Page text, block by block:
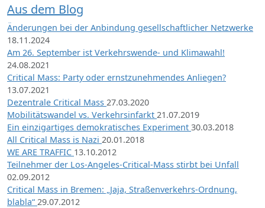
Aus dem Blog
Änderungen bei der Anbindung gesellschaftlicher Netzwerke
18.11.2024
Am 26. September ist Verkehrswende- und Klimawahl!
24.08.2021
Critical Mass: Party oder ernstzunehmendes Anliegen?
13.07.2021
Dezentrale Critical Mass 27.03.2020
Mobilitätswandel vs. Verkehrsinfarkt 21.07.2019
Ein einzigartiges demokratisches Experiment 30.03.2018
All Critical Mass is Nazi 20.01.2018
WE ARE TRAFFIC 13.10.2012
Teilnehmer der Los-Angeles-Critical-Mass stirbt bei Unfall
02.09.2012
Critical Mass in Bremen: „Jaja, Straßenverkehrs-Ordnung,
blabla“ 29.07.2012